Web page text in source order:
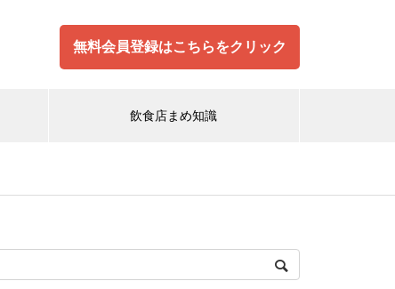
無料会員登録はこちらをクリック
飲食店まめ知識